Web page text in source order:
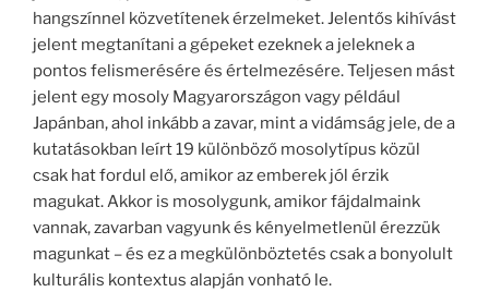
hangszínnel közvetítenek érzelmeket. Jelentős kihívást
jelent megtanítani a gépeket ezeknek a jeleknek a
pontos felismerésére és értelmezésére. Teljesen mást
jelent egy mosoly Magyarországon vagy például
Japánban, ahol inkább a zavar, mint a vidámság jele, de a
kutatásokban leírt 19 különböző mosolytípus közül
csak hat fordul elő, amikor az emberek jól érzik
magukat. Akkor is mosolygunk, amikor fájdalmaink
vannak, zavarban vagyunk és kényelmetlenül érezzük
magunkat – és ez a megkülönböztetés csak a bonyolult
kulturális kontextus alapján vonható le.